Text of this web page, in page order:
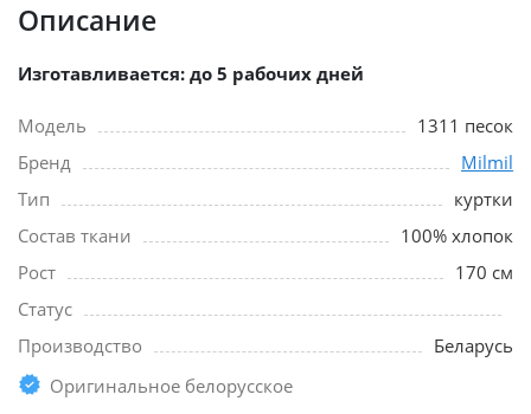
Описание
Изготавливается: до 5 рабочих дней
Модель
1311 песок
Бренд
Milmil
Тип
куртки
Состав ткани
100% хлопок
Рост
170 см
Статус
Производство
Беларусь
Оригинальное белорусское